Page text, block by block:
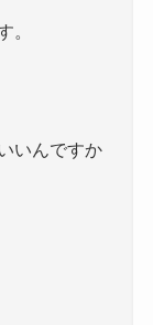
。
いんですか